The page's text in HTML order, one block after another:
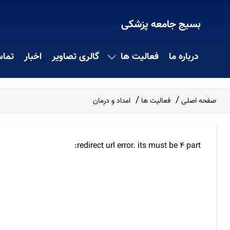
بسیج جامعه پزشکی
درباره ما فعالیت ها گالری تصاویر اخبار
صفحه اصلی فعالیت ها امداد و درمان
redirect url error. its must be 4 part: